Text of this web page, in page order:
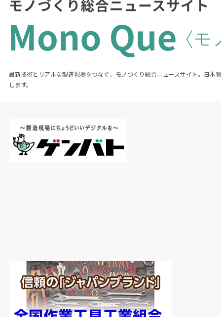
最新技術とリアルな製造現場をつなぐ、モノづくり総合ニュースサイト。日本
します。